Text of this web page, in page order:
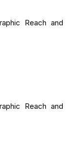
Reach and
Reach and